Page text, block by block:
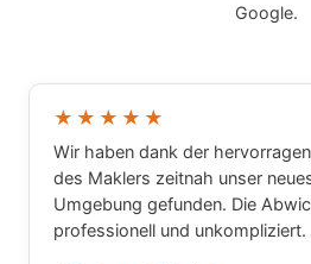
Google.
★★★★★
Wir haben dank der
des Maklers zeitnah unser
Umgebung gefunden. Die
professionell und unkompliziert.